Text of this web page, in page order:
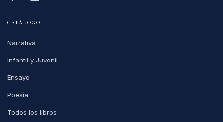
CATÁLOGO
Narrativa
Infantil y Juvenil
Ensayo
Poesía
Todos los libros